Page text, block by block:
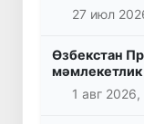
27 июл
Өзбекстан
1 авг 2026,